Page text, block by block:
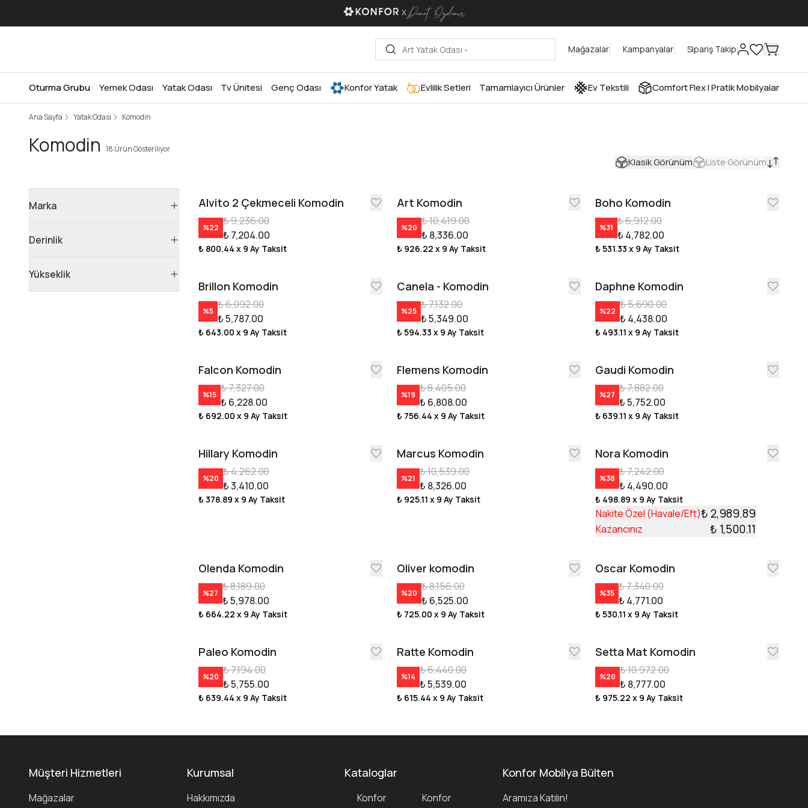
Mağazalar Kampanyalar Sipariş Takip
Oturma Grubu Yemek Odası Yatak Odası Tv Ünitesi Genç Odası Konfor Yatak Evlilik Setleri Tamamlayıcı Ürünler Ev Tekstili Comfort Flex I Pratik Mobilyalar
Ana Sayfa Yatak Odası Komodin
Komodin 18 Ürün Gösteriliyor
Klasik Görünüm Liste Görünüm
Marka
Derinlik
Yükseklik
Alvito 2 Çekmeceli Komodin
%22
₺ 9,236.00
₺ 7,204.00
₺ 800.44 x 9 Ay Taksit
Art Komodin
%20
₺ 10,419.00
₺ 8,336.00
₺ 926.22 x 9 Ay Taksit
Boho Komodin
%31
₺ 6,912.00
₺ 4,782.00
₺ 531.33 x 9 Ay Taksit
Brillon Komodin
%5
₺ 6,092.00
₺ 5,787.00
₺ 643.00 x 9 Ay Taksit
Canela - Komodin
%25
₺ 7,132.00
₺ 5,349.00
₺ 594.33 x 9 Ay Taksit
Daphne Komodin
%22
₺ 5,690.00
₺ 4,438.00
₺ 493.11 x 9 Ay Taksit
Falcon Komodin
%15
₺ 7,327.00
₺ 6,228.00
₺ 692.00 x 9 Ay Taksit
Flemens Komodin
%19
₺ 8,405.00
₺ 6,808.00
₺ 756.44 x 9 Ay Taksit
Gaudi Komodin
%27
₺ 7,882.00
₺ 5,752.00
₺ 639.11 x 9 Ay Taksit
Hillary Komodin
%20
₺ 4,262.00
₺ 3,410.00
₺ 378.89 x 9 Ay Taksit
Marcus Komodin
%21
₺ 10,539.00
₺ 8,326.00
₺ 925.11 x 9 Ay Taksit
Nora Komodin
%38
₺ 7,242.00
₺ 4,490.00
₺ 498.89 x 9 Ay Taksit
Nakite Özel (Havale/Eft)₺ 2,989.89
Kazancınız ₺ 1,500.11
Olenda Komodin
%27
₺ 8,189.00
₺ 5,978.00
₺ 664.22 x 9 Ay Taksit
Oliver komodin
%20
₺ 8,156.00
₺ 6,525.00
₺ 725.00 x 9 Ay Taksit
Oscar Komodin
%35
₺ 7,340.00
₺ 4,771.00
₺ 530.11 x 9 Ay Taksit
Paleo Komodin
%20
₺ 7,194.00
₺ 5,755.00
₺ 639.44 x 9 Ay Taksit
Ratte Komodin
%14
₺ 6,440.00
₺ 5,539.00
₺ 615.44 x 9 Ay Taksit
Setta Mat Komodin
%20
₺ 10,972.00
₺ 8,777.00
₺ 975.22 x 9 Ay Taksit
Müşteri Hizmetleri
Mağazalar
Kurumsal
Hakkımızda
Kataloglar
Konfor
Konfor
Konfor Mobilya Bülten
Aramıza Katılın!